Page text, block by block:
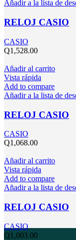
Añadir a la lista de
RELOJ CASIO
CASIO
Q1,528.00
Añadir al carrito
Vista rápida
Add to compare
Añadir a la lista de
RELOJ CASIO
CASIO
Q1,068.00
Añadir al carrito
Vista rápida
Add to compare
Añadir a la lista de
RELOJ CASIO
CASIO
Q1,003.00